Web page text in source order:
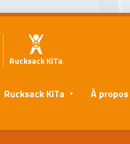
Rucksack KiTa
Rucksack KiTa À